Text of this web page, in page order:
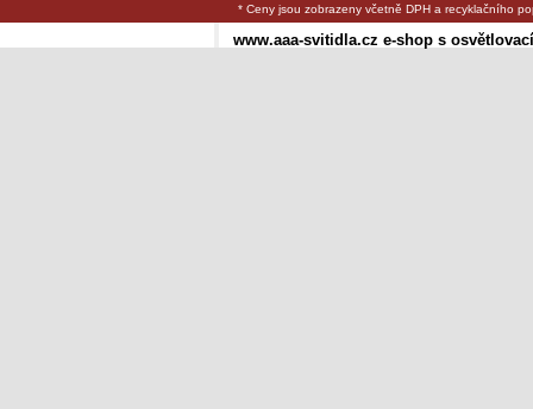
* Ceny jsou zobrazeny včetně DPH a recyklačního
www.aaa-svitidla.cz e-shop s